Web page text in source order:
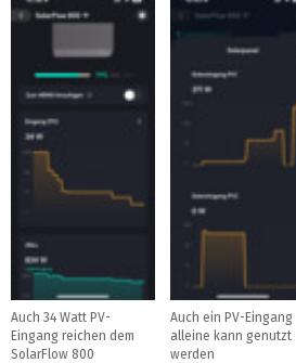
Auch 34 Watt PV-
Eingang reichen dem
SolarFlow 800
Auch ein PV-Eingang
alleine kann genutzt
werden